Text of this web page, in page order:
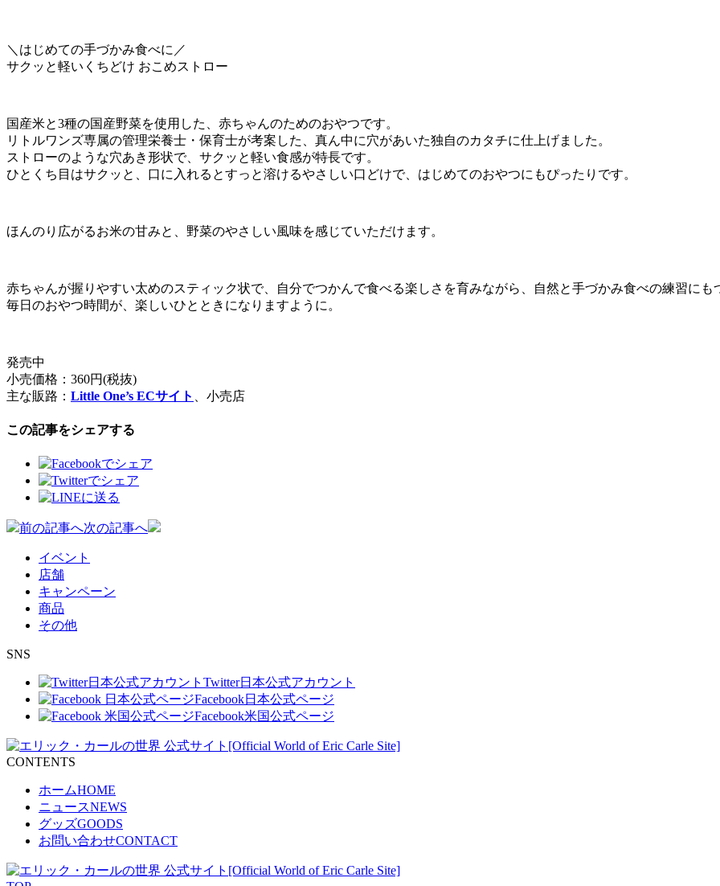
＼はじめての手づかみ食べに／
サクッと軽いくちどけ おこめストロー
国産米と3種の国産野菜を使用した、赤ちゃんのためのおやつです。
リトルワンズ専属の管理栄養士・保育士が考案した、真ん中に穴があいた独自のカタチに仕上げました。
ストローのような穴あき形状で、サクッと軽い食感が特長です。
ひとくち目はサクッと、口に入れるとすっと溶けるやさしい口どけで、はじめてのおやつにもぴったりです。
ほんのり広がるお米の甘みと、野菜のやさしい風味を感じていただけます。
赤ちゃんが握りやすい太めのスティック状で、自分でつかんで食べる楽しさを育みながら、自然と手づかみ食べの練習にも
毎日のおやつ時間が、楽しいひとときになりますように。
発売中
小売価格：360円(税抜)
主な販路： Little One’s ECサイト 、小売店
この記事をシェアする
投
ー
ン
前の記事へ次の記事へ
イベント
店舗
キャンペーン
商品
その他
SNS
Twitter日本公式アカウント
Facebook日本公式ページ
Facebook米国公式ページ
CONTENTS
ホームHOME
ニュースNEWS
グッズGOODS
お問い合わせCONTACT